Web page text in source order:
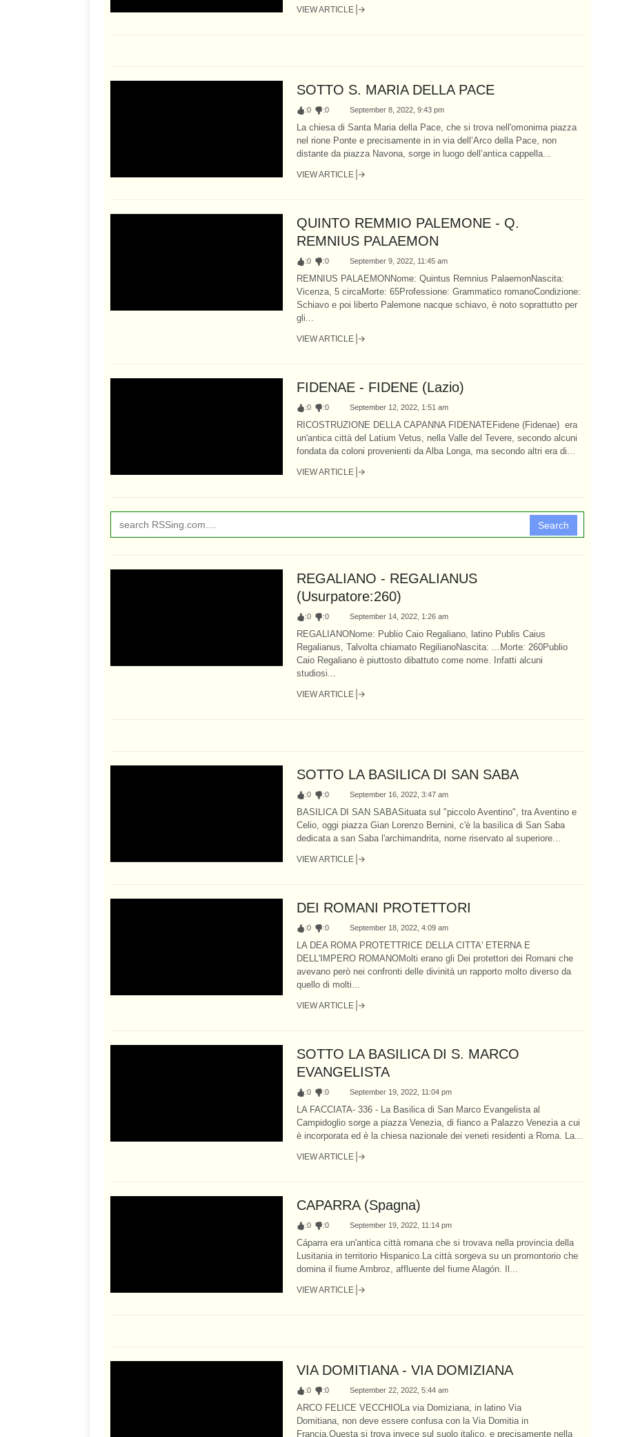
VIEW ARTICLE
SOTTO S. MARIA DELLA PACE
:0 :0 September 8, 2022, 9:43 pm
La chiesa di Santa Maria della Pace, che si trova nell'omonima piazza
nel rione Ponte e precisamente in in via dell’Arco della Pace, non
distante da piazza Navona, sorge in luogo dell’antica cappella...
VIEW ARTICLE
QUINTO REMMIO PALEMONE - Q.
REMNIUS PALAEMON
:0 :0 September 9, 2022, 11:45 am
REMNIUS PALAEMONNome: Quintus Remnius PalaemonNascita:
Vicenza, 5 circaMorte: 65Professione: Grammatico romanoCondizione:
Schiavo e poi liberto Palemone nacque schiavo, è noto soprattutto per
gli...
VIEW ARTICLE
FIDENAE - FIDENE (Lazio)
:0 :0 September 12, 2022, 1:51 am
RICOSTRUZIONE DELLA CAPANNA FIDENATEFidene (Fidenae) era
un'antica città del Latium Vetus, nella Valle del Tevere, secondo alcuni
fondata da coloni provenienti da Alba Longa, ma secondo altri era di...
VIEW ARTICLE
Search
REGALIANO - REGALIANUS
(Usurpatore:260)
:0 :0 September 14, 2022, 1:26 am
REGALIANONome: Publio Caio Regaliano, latino Publis Caius
Regalianus, Talvolta chiamato RegilianoNascita: ...Morte: 260Publio
Caio Regaliano è piuttosto dibattuto come nome. Infatti alcuni
studiosi...
VIEW ARTICLE
SOTTO LA BASILICA DI SAN SABA
:0 :0 September 16, 2022, 3:47 am
BASILICA DI SAN SABASituata sul "piccolo Aventino", tra Aventino e
Celio, oggi piazza Gian Lorenzo Bernini, c'è la basilica di San Saba
dedicata a san Saba l'archimandrita, nome riservato al superiore...
VIEW ARTICLE
DEI ROMANI PROTETTORI
:0 :0 September 18, 2022, 4:09 am
LA DEA ROMA PROTETTRICE DELLA CITTA' ETERNA E
DELL'IMPERO ROMANOMolti erano gli Dei protettori dei Romani che
avevano però nei confronti delle divinità un rapporto molto diverso da
quello di molti...
VIEW ARTICLE
SOTTO LA BASILICA DI S. MARCO
EVANGELISTA
:0 :0 September 19, 2022, 11:04 pm
LA FACCIATA- 336 - La Basilica di San Marco Evangelista al
Campidoglio sorge a piazza Venezia, di fianco a Palazzo Venezia a cui
è incorporata ed è la chiesa nazionale dei veneti residenti a Roma. La...
VIEW ARTICLE
CAPARRA (Spagna)
:0 :0 September 19, 2022, 11:14 pm
Cáparra era un'antica città romana che si trovava nella provincia della
Lusitania in territorio Hispanico.La città sorgeva su un promontorio che
domina il fiume Ambroz, affluente del fiume Alagón. Il...
VIEW ARTICLE
VIA DOMITIANA - VIA DOMIZIANA
:0 :0 September 22, 2022, 5:44 am
ARCO FELICE VECCHIOLa via Domiziana, in latino Via
Domitiana, non deve essere confusa con la Via Domitia in
Francia.Questa si trova invece sul suolo italico, e precisamente nella